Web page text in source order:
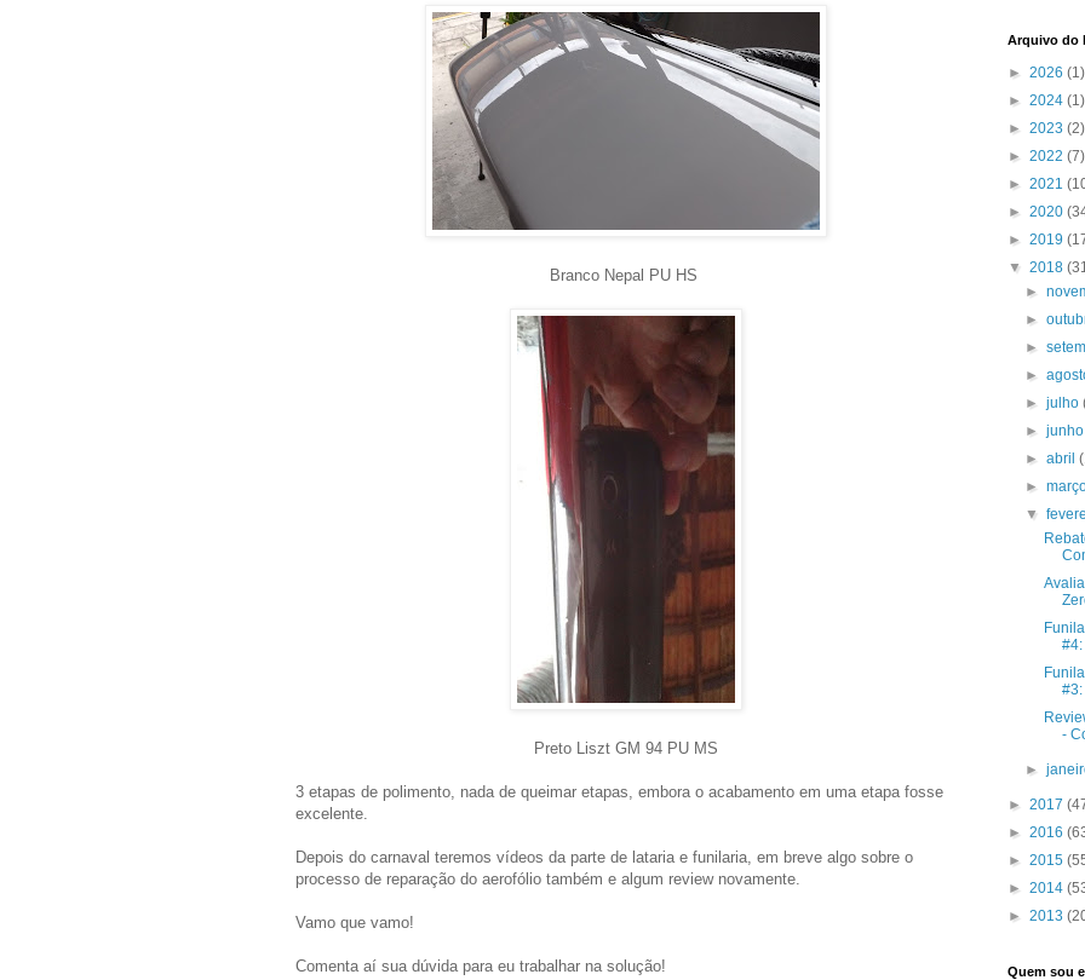
Branco Nepal PU HS
Preto Liszt GM 94 PU MS
3 etapas de polimento, nada de queimar etapas, embora o acabamento em uma etapa fosse
excelente.
Depois do carnaval teremos vídeos da parte de lataria e funilaria, em breve algo sobre o
processo de reparação do aerofólio também e algum review novamente.
Vamo que vamo!
Comenta aí sua dúvida para eu trabalhar na solução!
Arquivo do
► 2026 (1)
► 2024 (1)
► 2023 (2)
► 2022 (7)
► 2021
► 2020
► 2019
▼ 2018
►
►
►
►
►julho
►
►abril
►
▼
#4:
#3:
-
►
► 2017
► 2016
► 2015
► 2014
► 2013
Quem sou